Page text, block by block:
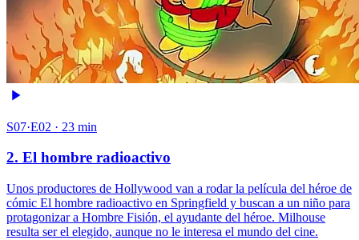
S07·E02 · 23 min
2. El hombre radioactivo
Unos productores de Hollywood van a rodar la película del héroe de
cómic El hombre radioactivo en Springfield y buscan a un niño para
protagonizar a Hombre Fisión, el ayudante del héroe. Milhouse
resulta ser el elegido, aunque no le interesa el mundo del cine.